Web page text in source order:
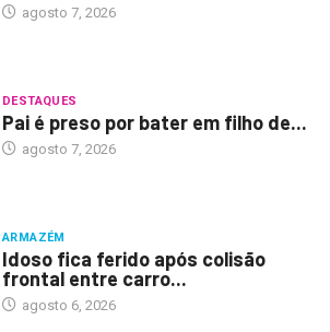
agosto 7, 2026
DESTAQUES
Pai é preso por bater em filho de...
agosto 7, 2026
ARMAZÉM
Idoso fica ferido após colisão
frontal entre carro...
agosto 6, 2026